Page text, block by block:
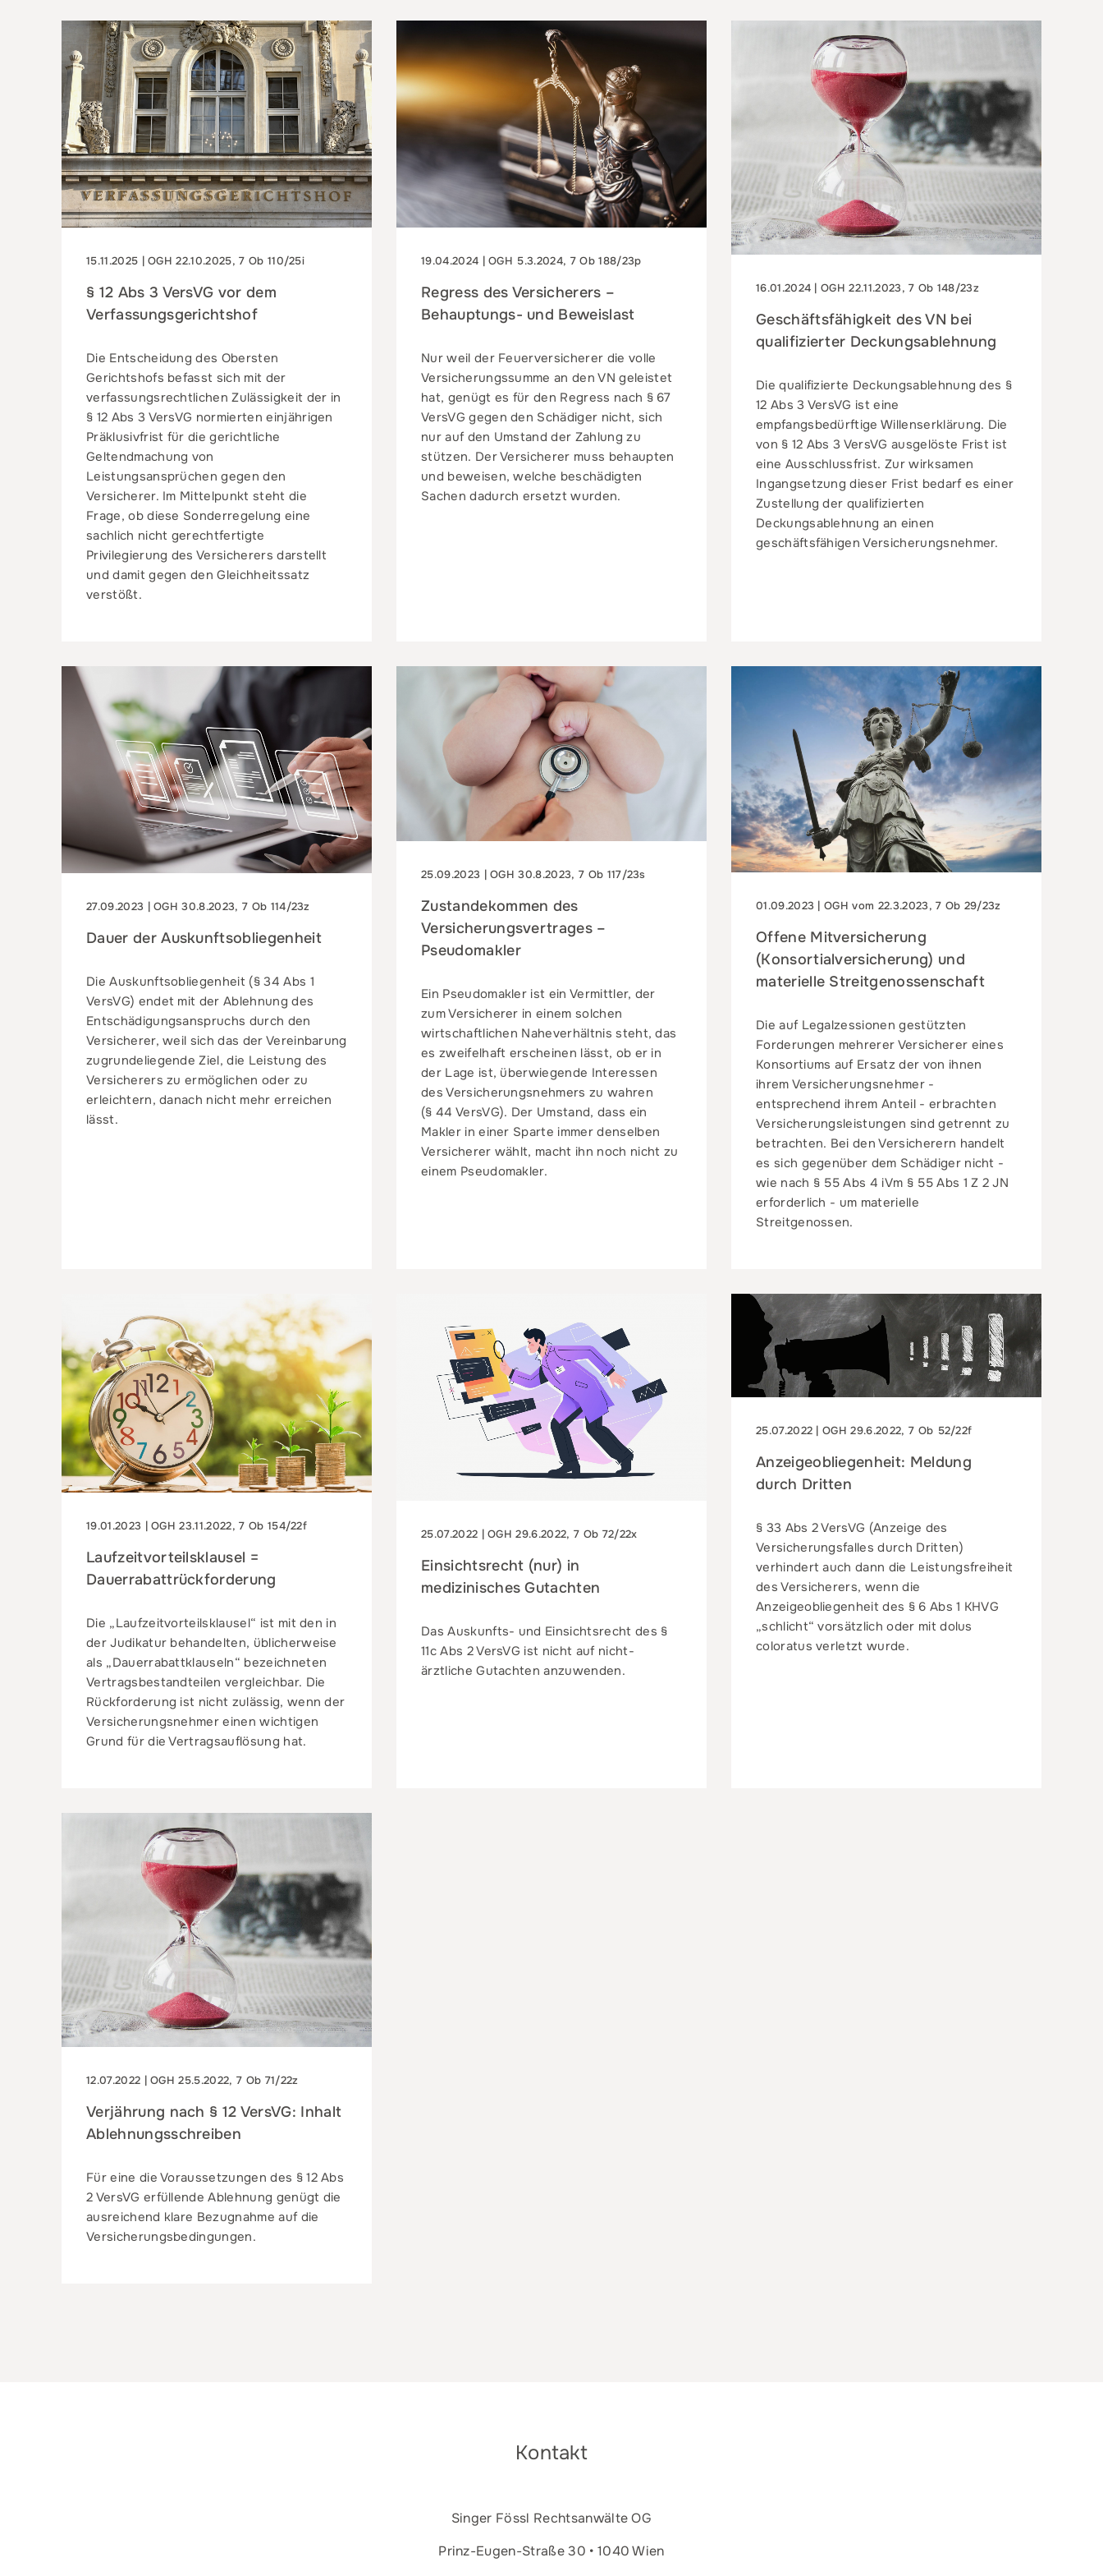
15.11.2025 | OGH 22.10.2025, 7 Ob 110/25i
§ 12 Abs 3 VersVG vor dem
Verfassungsgerichtshof
Die Entscheidung des Obersten
Gerichtshofs befasst sich mit der
verfassungsrechtlichen Zulässigkeit der in
§ 12 Abs 3 VersVG normierten einjährigen
Präklusivfrist für die gerichtliche
Geltendmachung von
Leistungsansprüchen gegen den
Versicherer. Im Mittelpunkt steht die
Frage, ob diese Sonderregelung eine
sachlich nicht gerechtfertigte
Privilegierung des Versicherers darstellt
und damit gegen den Gleichheitssatz
verstößt.
19.04.2024 | OGH 5.3.2024, 7 Ob 188/23p
Regress des Versicherers –
Behauptungs- und Beweislast
Nur weil der Feuerversicherer die volle
Versicherungssumme an den VN geleistet
hat, genügt es für den Regress nach § 67
VersVG gegen den Schädiger nicht, sich
nur auf den Umstand der Zahlung zu
stützen. Der Versicherer muss behaupten
und beweisen, welche beschädigten
Sachen dadurch ersetzt wurden.
16.01.2024 | OGH 22.11.2023, 7 Ob 148/23z
Geschäftsfähigkeit des VN bei
qualifizierter Deckungsablehnung
Die qualifizierte Deckungsablehnung des §
12 Abs 3 VersVG ist eine
empfangsbedürftige Willenserklärung. Die
von § 12 Abs 3 VersVG ausgelöste Frist ist
eine Ausschlussfrist. Zur wirksamen
Ingangsetzung dieser Frist bedarf es einer
Zustellung der qualifizierten
Deckungsablehnung an einen
geschäftsfähigen Versicherungsnehmer.
27.09.2023 | OGH 30.8.2023, 7 Ob 114/23z
Dauer der Auskunftsobliegenheit
Die Auskunftsobliegenheit (§ 34 Abs 1
VersVG) endet mit der Ablehnung des
Entschädigungsanspruchs durch den
Versicherer, weil sich das der Vereinbarung
zugrundeliegende Ziel, die Leistung des
Versicherers zu ermöglichen oder zu
erleichtern, danach nicht mehr erreichen
lässt.
25.09.2023 | OGH 30.8.2023, 7 Ob 117/23s
Zustandekommen des
Versicherungsvertrages –
Pseudomakler
Ein Pseudomakler ist ein Vermittler, der
zum Versicherer in einem solchen
wirtschaftlichen Naheverhältnis steht, das
es zweifelhaft erscheinen lässt, ob er in
der Lage ist, überwiegende Interessen
des Versicherungsnehmers zu wahren
(§ 44 VersVG). Der Umstand, dass ein
Makler in einer Sparte immer denselben
Versicherer wählt, macht ihn noch nicht zu
einem Pseudomakler.
01.09.2023 | OGH vom 22.3.2023, 7 Ob 29/23z
Offene Mitversicherung
(Konsortialversicherung) und
materielle Streitgenossenschaft
Die auf Legalzessionen gestützten
Forderungen mehrerer Versicherer eines
Konsortiums auf Ersatz der von ihnen
ihrem Versicherungsnehmer -
entsprechend ihrem Anteil - erbrachten
Versicherungsleistungen sind getrennt zu
betrachten. Bei den Versicherern handelt
es sich gegenüber dem Schädiger nicht -
wie nach § 55 Abs 4 iVm § 55 Abs 1 Z 2 JN
erforderlich - um materielle
Streitgenossen.
19.01.2023 | OGH 23.11.2022, 7 Ob 154/22f
Laufzeitvorteilsklausel =
Dauerrabattrückforderung
Die „Laufzeitvorteilsklausel“ ist mit den in
der Judikatur behandelten, üblicherweise
als „Dauerrabattklauseln“ bezeichneten
Vertragsbestandteilen vergleichbar. Die
Rückforderung ist nicht zulässig, wenn der
Versicherungsnehmer einen wichtigen
Grund für die Vertragsauflösung hat.
25.07.2022 | OGH 29.6.2022, 7 Ob 72/22x
Einsichtsrecht (nur) in
medizinisches Gutachten
Das Auskunfts- und Einsichtsrecht des §
11c Abs 2 VersVG ist nicht auf nicht-
ärztliche Gutachten anzuwenden.
25.07.2022 | OGH 29.6.2022, 7 Ob 52/22f
Anzeigeobliegenheit: Meldung
durch Dritten
§ 33 Abs 2 VersVG (Anzeige des
Versicherungsfalles durch Dritten)
verhindert auch dann die Leistungsfreiheit
des Versicherers, wenn die
Anzeigeobliegenheit des § 6 Abs 1 KHVG
„schlicht“ vorsätzlich oder mit dolus
coloratus verletzt wurde.
12.07.2022 | OGH 25.5.2022, 7 Ob 71/22z
Verjährung nach § 12 VersVG: Inhalt
Ablehnungsschreiben
Für eine die Voraussetzungen des § 12 Abs
2 VersVG erfüllende Ablehnung genügt die
ausreichend klare Bezugnahme auf die
Versicherungsbedingungen.
Kontakt
Singer Fössl Rechtsanwälte OG
Prinz-Eugen-Straße 30 • 1040 Wien